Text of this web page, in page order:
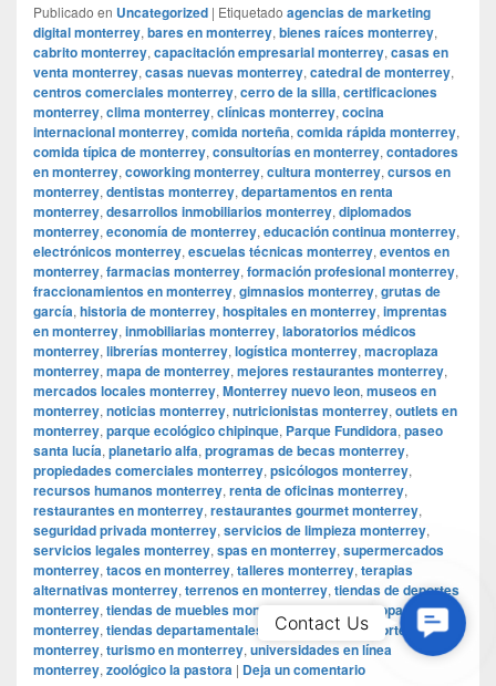
Publicado en Uncategorized | Etiquetado agencias de marketing
digital monterrey, bares en monterrey, bienes raíces monterrey,
cabrito monterrey, capacitación empresarial monterrey, casas en
venta monterrey, casas nuevas monterrey, catedral de monterrey,
centros comerciales monterrey, cerro de la silla, certificaciones
monterrey, clima monterrey, clínicas monterrey, cocina
internacional monterrey, comida norteña, comida rápida monterrey,
comida típica de monterrey, consultorías en monterrey, contadores
en monterrey, coworking monterrey, cultura monterrey, cursos en
monterrey, dentistas monterrey, departamentos en renta
monterrey, desarrollos inmobiliarios monterrey, diplomados
monterrey, economía de monterrey, educación continua monterrey,
electrónicos monterrey, escuelas técnicas monterrey, eventos en
monterrey, farmacias monterrey, formación profesional monterrey,
fraccionamientos en monterrey, gimnasios monterrey, grutas de
garcía, historia de monterrey, hospitales en monterrey, imprentas
en monterrey, inmobiliarias monterrey, laboratorios médicos
monterrey, librerías monterrey, logística monterrey, macroplaza
monterrey, mapa de monterrey, mejores restaurantes monterrey,
mercados locales monterrey, Monterrey nuevo leon, museos en
monterrey, noticias monterrey, nutricionistas monterrey, outlets en
monterrey, parque ecológico chipinque, Parque Fundidora, paseo
santa lucía, planetario alfa, programas de becas monterrey,
propiedades comerciales monterrey, psicólogos monterrey,
recursos humanos monterrey, renta de oficinas monterrey,
restaurantes en monterrey, restaurantes gourmet monterrey,
seguridad privada monterrey, servicios de limpieza monterrey,
servicios legales monterrey, spas en monterrey, supermercados
monterrey, tacos en monterrey, talleres monterrey, terapias
alternativas monterrey, terrenos en monterrey, tiendas de deportes
monterrey, tiendas de muebles monterrey
tiendas de ropa
monterrey, tiendas departamentales monterrey, transporte público
monterrey, turismo en monterrey, universidades en línea
monterrey, zoológico la pastora | Deja un comentario
Us
Contact Us